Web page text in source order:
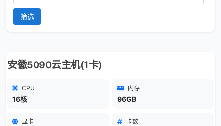
筛选
安徽5090云主机(1卡)
CPU
16核
内存
96GB
显卡 卡数